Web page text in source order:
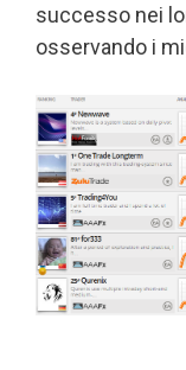
successo nei
osservando i